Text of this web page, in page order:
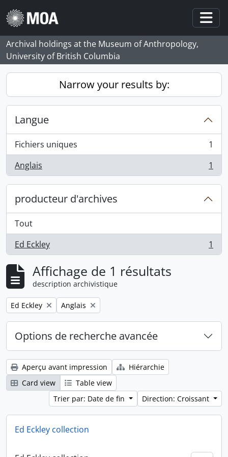
Skip to main content
Archival holdings at the Museum of Anthropology,
University of British Columbia
Narrow your results by:
Langue
Fichiers uniques
, 1 résultats
1
Anglais
, 1 résultats 1
producteur d'archives
Tout
Ed Eckley
, 1 résultats 1
Affichage de 1 résultats
description archivistique
Remove filter:
Ed Eckley Remove filter:
Anglais
Options de recherche avancée
Aperçu avant impression
Hiérarchie
Card view
Table view
Trier par: Date de fin
Direction: Croissant
Ed Eckley collection